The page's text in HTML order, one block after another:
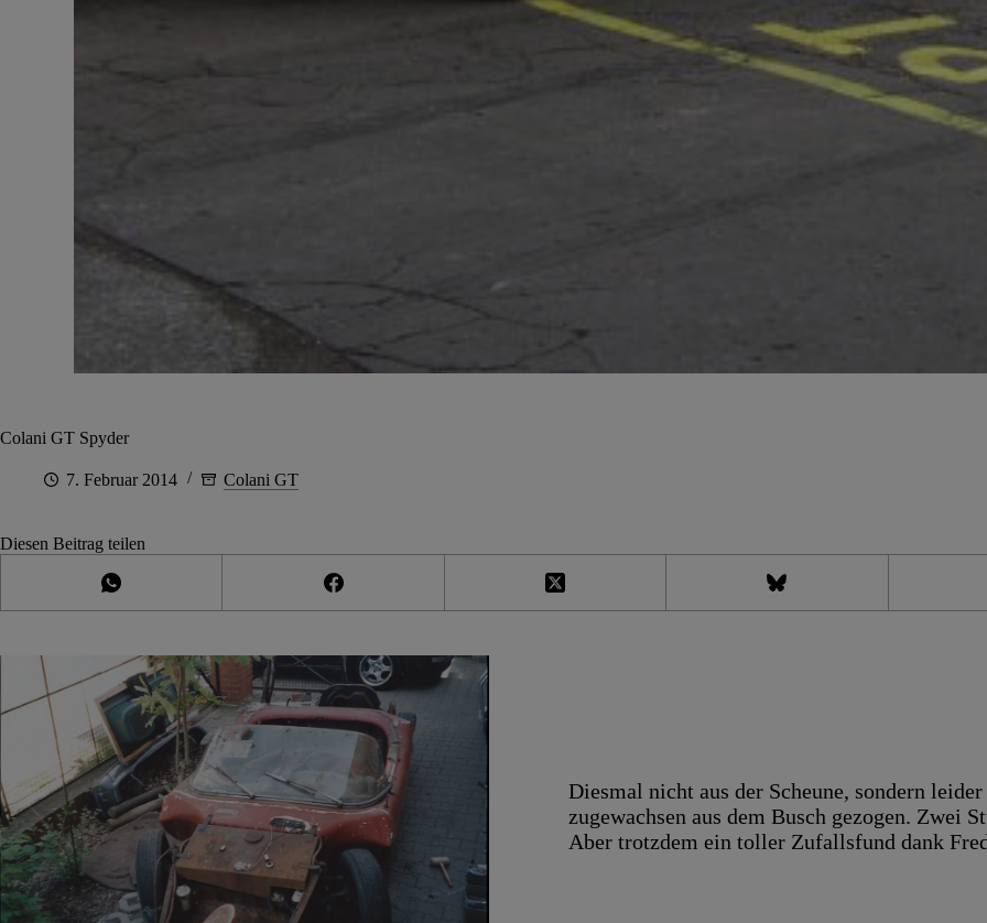
Colani GT Spyder
7. Februar 2014 Colani GT
Diesen Beitrag teilen
Diesmal nicht aus der Scheune, sondern
zugewachsen aus dem Busch gezogen. Zwei
Aber trotzdem ein toller Zufallsfund dank